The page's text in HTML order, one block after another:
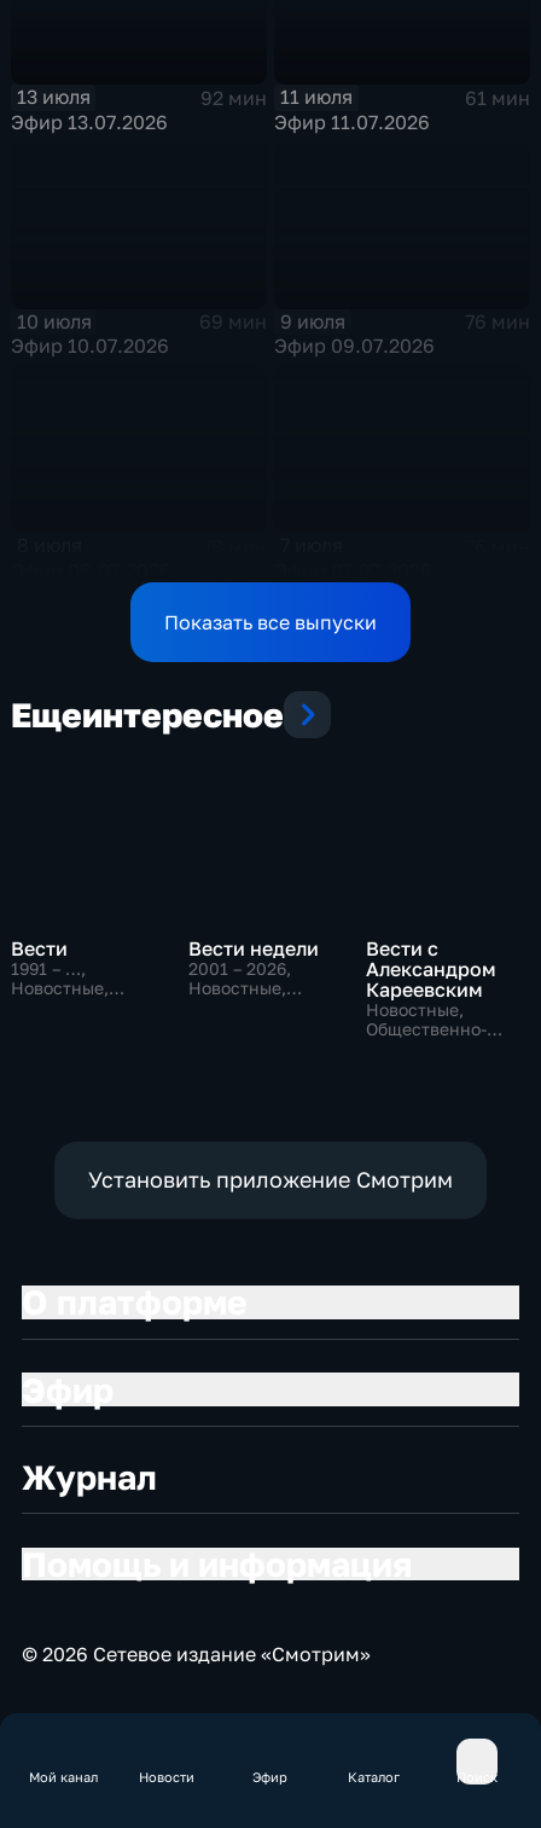
Мой канал Новости Эфир Каталог Поиск
13 июля
92 мин
Эфир 13.07.2026
11 июля
61 мин
Эфир 11.07.2026
10 июля
69 мин
Эфир 10.07.2026
9 июля
76 мин
Эфир 09.07.2026
Показать все выпуски
Ещеинтересное
Вести
1991 – …,
Новостные,
Вести недели
2001 – 2026,
Новостные,
Вести с
Александром
Кареевским
Новостные,
Общественно-
Установить приложение Смотрим
Журнал
© 2026 Сетевое издание «Смотрим»